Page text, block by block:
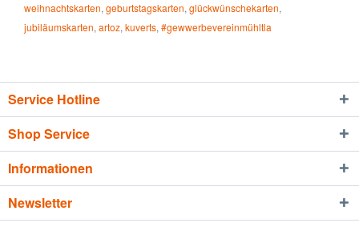
weihnachtskarten, geburtstagskarten, glückwünschekarten,
jubiläumskarten, artoz, kuverts, #gewwerbevereinmühltla
Service Hotline
Shop Service
Informationen
Newsletter